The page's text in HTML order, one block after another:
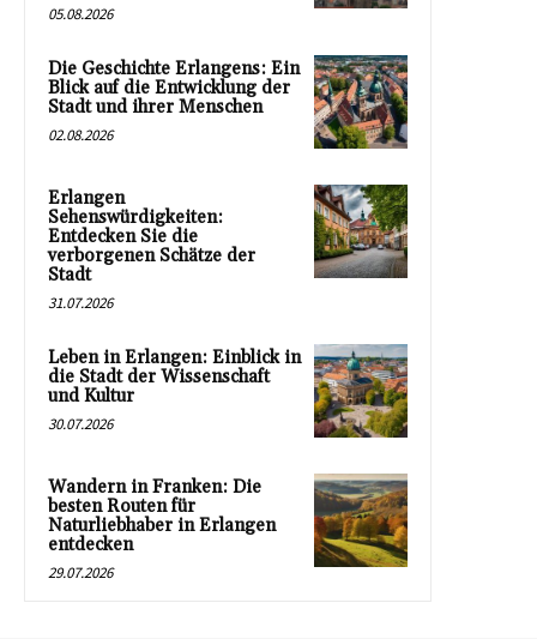
05.08.2026
Die Geschichte Erlangens: Ein
Blick auf die Entwicklung der
Stadt und ihrer Menschen
02.08.2026
Erlangen
Sehenswürdigkeiten:
Entdecken Sie die
verborgenen Schätze der
Stadt
31.07.2026
Leben in Erlangen: Einblick in
die Stadt der Wissenschaft
und Kultur
30.07.2026
Wandern in Franken: Die
besten Routen für
Naturliebhaber in Erlangen
entdecken
29.07.2026